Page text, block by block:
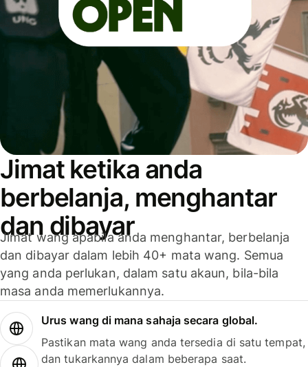
Jimat ketika anda
berbelanja, menghantar
dan dibayar
Jimat wang apabila anda menghantar, berbelanja
dan dibayar dalam lebih 40+ mata wang. Semua
yang anda perlukan, dalam satu akaun, bila-bila
masa anda memerlukannya.
Urus wang di mana sahaja secara global.
Pastikan mata wang anda tersedia di satu tempat,
dan tukarkannya dalam beberapa saat.